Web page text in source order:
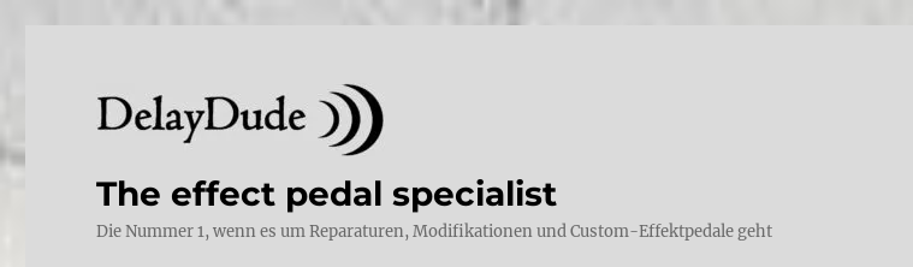
The effect pedal specialist
Die Nummer 1, wenn es um Reparaturen, Modifikationen und Custom-Effektpedale geht